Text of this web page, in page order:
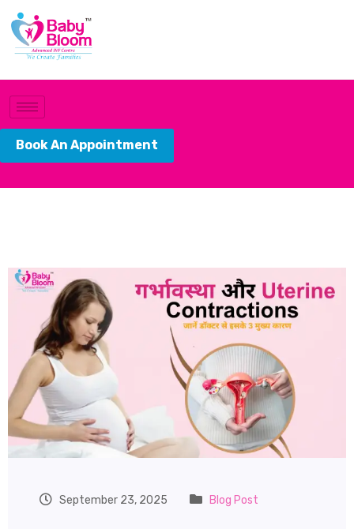
Book An Appointment
September 23, 2025 Blog Post